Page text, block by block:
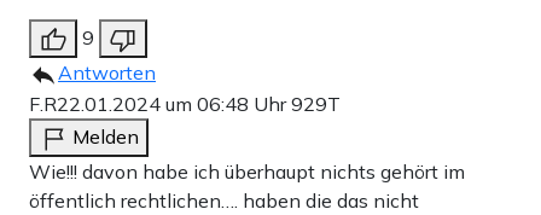
9
Antworten
F.R22.01.2024 um 06:48 Uhr929T
Melden
Wie!!! davon habe ich überhaupt nichts gehört im
öffentlich rechtlichen…. haben die das nicht